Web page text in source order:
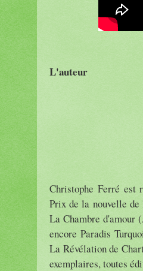
L'auteur
Christophe Ferré est
Prix de la nouvelle
La Chambre d'amour
encore Paradis
La Révélation de
exemplaires, toutes